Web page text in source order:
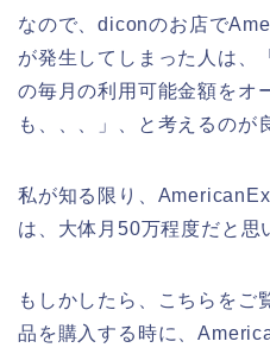
なので、diconのお店で
が発生してしまった人は、
の毎月の利用可能金額をオ
も、、、」、と考えるのが
私が知る限り、
は、大体月50万程度だと思
もしかしたら、こちらをご
品を購入する時に、